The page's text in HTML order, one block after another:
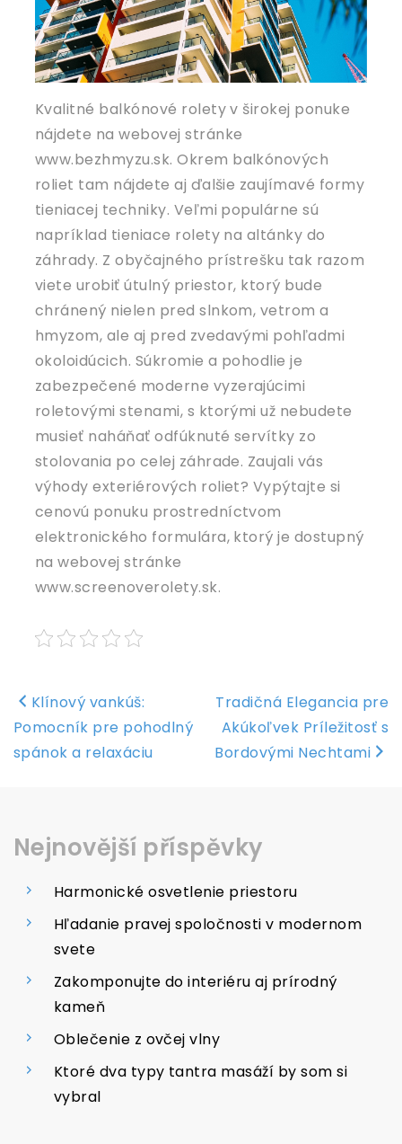
Kvalitné balkónové rolety v širokej ponuke
nájdete na webovej stránke
www.bezhmyzu.sk. Okrem balkónových
roliet tam nájdete aj ďalšie zaujímavé formy
tieniacej techniky. Veľmi populárne sú
napríklad tieniace rolety na altánky do
záhrady. Z obyčajného prístrešku tak razom
viete urobiť útulný priestor, ktorý bude
chránený nielen pred slnkom, vetrom a
hmyzom, ale aj pred zvedavými pohľadmi
okoloidúcich. Súkromie a pohodlie je
zabezpečené moderne vyzerajúcimi
roletovými stenami, s ktorými už nebudete
musieť naháňať odfúknuté servítky zo
stolovania po celej záhrade. Zaujali vás
výhody exteriérových roliet? Vypýtajte si
cenovú ponuku prostredníctvom
elektronického formulára, ktorý je dostupný
na webovej stránke
www.screenoverolety.sk.
Navigace
pro
příspěvek
Klínový vankúš:
Pomocník pre pohodlný
spánok a relaxáciu
Tradičná Elegancia pre
Akúkoľvek Príležitosť s
Bordovými Nechtami
Nejnovější příspěvky
Harmonické osvetlenie priestoru
Hľadanie pravej spoločnosti v modernom
svete
Zakomponujte do interiéru aj prírodný
kameň
Oblečenie z ovčej vlny
Ktoré dva typy tantra masáží by som si
vybral